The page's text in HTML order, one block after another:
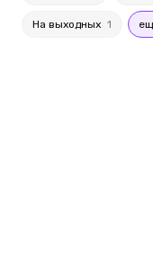
На выходных 1